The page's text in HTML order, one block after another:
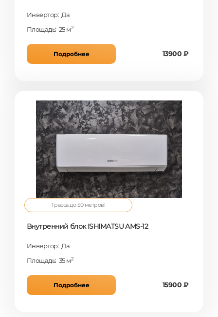
Инвертор: Да
Площадь: 25 м2
Подробнее 13900 ₽
Трасса до 50 метров!
Внутренний блок ISHIMATSU AMS-12
Инвертор: Да
Площадь: 35 м2
Подробнее 15900 ₽